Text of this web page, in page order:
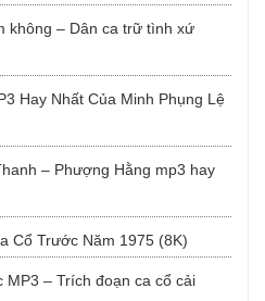
không – Dân ca trữ tình xứ
Hay Nhất Của Minh Phụng Lệ
– Phượng Hằng mp3 hay
Cổ Trước Năm 1975 (8K)
MP3 – Trích đoạn ca cổ cải